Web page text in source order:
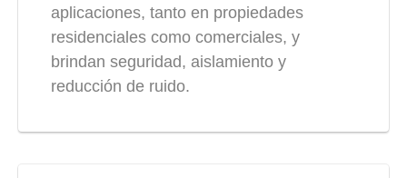
aplicaciones, tanto en propiedades
residenciales como comerciales, y
brindan seguridad, aislamiento y
reducción de ruido.